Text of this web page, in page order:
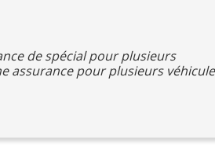
de spécial pour plusieurs
assurance pour plusieurs